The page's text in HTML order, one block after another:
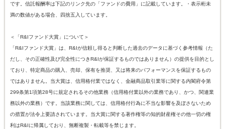
です。信託報酬率は下記のリンク先の「ファンドの費用」に記載しています。・表示桁未
満の数値がある場合、四捨五入しています。
＜「R&Iファンド大賞」について＞
「R&Iファンド大賞」は、R&Iが信頼し得ると判断した過去のデータに基づく参考情報（た
だし、その正確性及び完全性につきR&Iが保証するものではありません）の提供を目的とし
ており、特定商品の購入、売却、保有を推奨、又は将来のパフォーマンスを保証するもの
ではありません。当大賞は、信用格付業ではなく、金融商品取引業等に関する内閣府令第
299条第1項第28号に規定されるその他業務（信用格付業以外の業務であり、かつ、関連業
務以外の業務）です。当該業務に関しては、信用格付行為に不当な影響を及ぼさないため
の措置が法令上要請されています。当大賞に関する著作権等の知的財産権その他一切の権
利はR&Iに帰属しており、無断複製・転載等を禁じます。